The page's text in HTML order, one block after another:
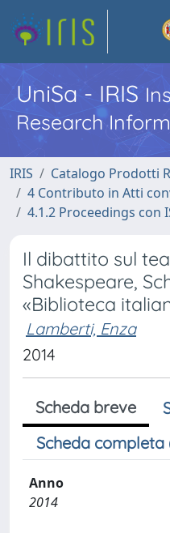
UniSa - IRIS
Research
IRIS
Catalogo Prodotti
4 Contributo in Atti
4.1.2 Proceedings con
Il dibattito sul
Shakespeare,
«Biblioteca
Lamberti, Enza
2014
Scheda breve
Scheda completa
Anno
2014